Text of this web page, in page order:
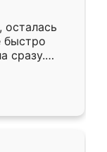
осталась
быстро
сразу.
к
Собрали
даже